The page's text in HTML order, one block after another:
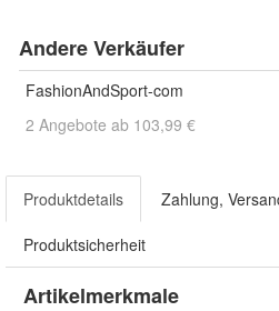
Andere Verkäufer
FashionAndSport-com
2 Angebote ab 103,99 €
Produktdetails Zahlung,
Produktsicherheit
Artikelmerkmale